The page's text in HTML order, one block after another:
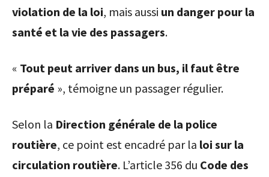
violation de la loi, mais aussi un danger pour la
santé et la vie des passagers.
« Tout peut arriver dans un bus, il faut être
préparé », témoigne un passager régulier.
Selon la Direction générale de la police
routière, ce point est encadré par la loi sur la
circulation routière. L’article 356 du Code des